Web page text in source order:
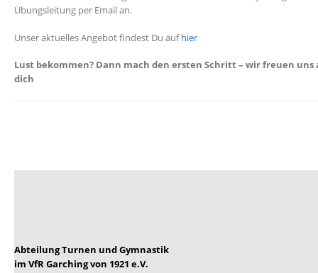
Übungsleitung per Email an.
Unser aktuelles Angebot findest Du aufhier
Lust bekommen? Dann mach den ersten Schritt – wir freuen uns
dich
Abteilung Turnen und Gymnastik
im VfR Garching von 1921 e.V.